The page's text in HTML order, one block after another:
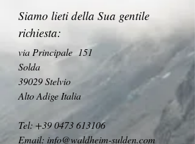
Siamo lieti della Sua gentile
richiesta:
via Principale 151
Solda
39029 Stelvio
Alto Adige Italia
Tel: +39 0473 613106
Email: info@waldheim-sulden.com